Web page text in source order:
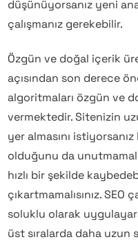
düşünüyorsanız yeni
çalışmanız gerekebilir.
Özgün ve doğal içerik
açısından son derece
algoritmaları özgün ve
vermektedir. Sitenizin
yer almasını
olduğunu da
hızlı bir şekilde
çıkartmamalısınız. SEO
soluklu olarak
üst sıralarda daha uzun